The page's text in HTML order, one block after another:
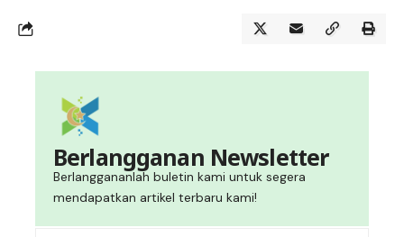
Berlangganan Newsletter
Berlanggananlah buletin kami untuk segera
mendapatkan artikel terbaru kami!